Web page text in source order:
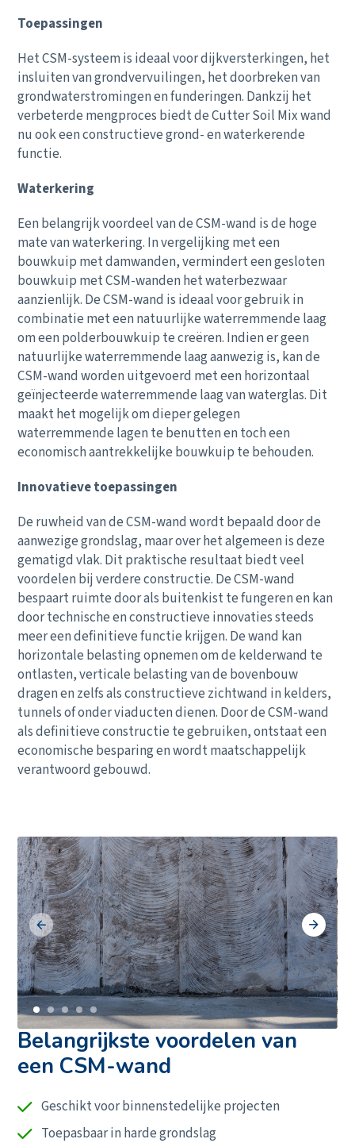
Ons aanbod
Toepassingen
Het CSM-systeem is ideaal voor dijkversterkingen, het
insluiten van grondvervuilingen, het doorbreken van
grondwaterstromingen en funderingen. Dankzij het
verbeterde mengproces biedt de Cutter Soil Mix wand
nu ook een constructieve grond- en waterkerende
functie.
Waterkering
Een belangrijk voordeel van de CSM-wand is de hoge
mate van waterkering. In vergelijking met een
bouwkuip met damwanden, vermindert een gesloten
bouwkuip met CSM-wanden het waterbezwaar
aanzienlijk. De CSM-wand is ideaal voor gebruik in
combinatie met een natuurlijke waterremmende laag
om een polderbouwkuip te creëren. Indien er geen
natuurlijke waterremmende laag aanwezig is, kan de
CSM-wand worden uitgevoerd met een horizontaal
geïnjecteerde waterremmende laag van waterglas. Dit
maakt het mogelijk om dieper gelegen
waterremmende lagen te benutten en toch een
economisch aantrekkelijke bouwkuip te behouden.
Innovatieve toepassingen
De ruwheid van de CSM-wand wordt bepaald door de
aanwezige grondslag, maar over het algemeen is deze
gematigd vlak. Dit praktische resultaat biedt veel
voordelen bij verdere constructie. De CSM-wand
bespaart ruimte door als buitenkist te fungeren en kan
door technische en constructieve innovaties steeds
meer een definitieve functie krijgen. De wand kan
horizontale belasting opnemen om de kelderwand te
ontlasten, verticale belasting van de bovenbouw
dragen en zelfs als constructieve zichtwand in kelders,
tunnels of onder viaducten dienen. Door de CSM-wand
als definitieve constructie te gebruiken, ontstaat een
economische besparing en wordt maatschappelijk
verantwoord gebouwd.
Belangrijkste voordelen van
een CSM-wand
Geschikt voor binnenstedelijke projecten
Toepasbaar in harde grondslag